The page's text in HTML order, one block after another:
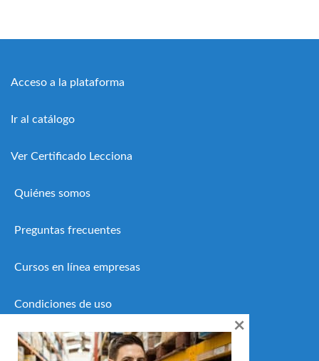
Acceso a la plataforma
Ir al catálogo
Ver Certificado Lecciona
Quiénes somos
Preguntas frecuentes
Cursos en línea empresas
Condiciones de uso
Política de privacidad
×